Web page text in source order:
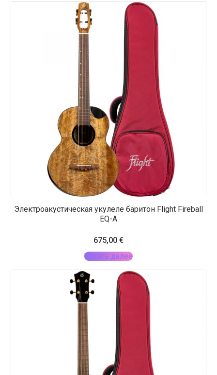
Электроакустическая укулеле баритон Flight Fireball
EQ-A
675,00 €
Читать далее